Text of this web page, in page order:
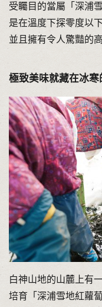
受矚目的當屬「深浦
是在溫度下探零度以
並且擁有令人驚豔的
極致美味就藏在冰寒
白神山地的山麓上有
培育「深浦雪地紅蘿